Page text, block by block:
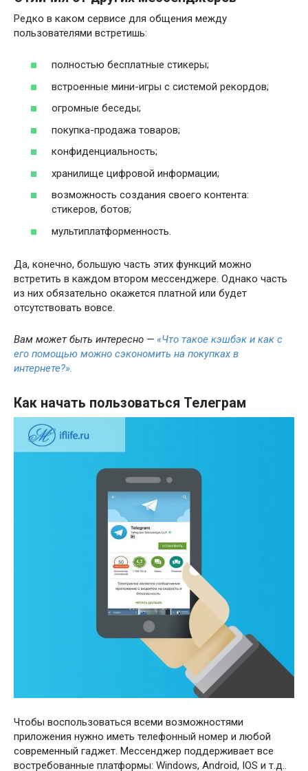
Редко в каком сервисе для общения между
пользователями встретишь:
полностью бесплатные стикеры;
встроенные мини-игры с системой рекордов;
огромные беседы;
покупка-продажа товаров;
конфиденциальность;
хранилище цифровой информации;
возможность создания своего контента:
стикеров, ботов;
мультиплатформенность.
Да, конечно, большую часть этих функций можно
встретить в каждом втором мессенджере. Однако часть
из них обязательно окажется платной или будет
отсутствовать вовсе.
Вам может быть интересно — «Что такое кэшбэк и как с
его помощью можно сэкономить на покупках в
интернете?».
Как начать пользоваться Телеграм
Чтобы воспользоваться всеми возможностями
приложения нужно иметь телефонный номер и любой
современный гаджет. Мессенджер поддерживает все
востребованные платформы: Windows, Android, IOS и т.д..